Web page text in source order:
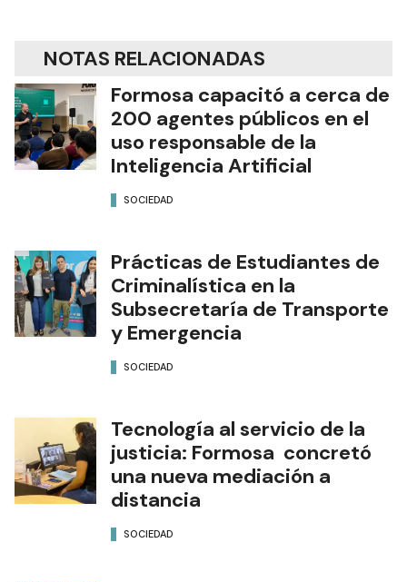
NOTAS RELACIONADAS
Formosa capacitó a cerca de
200 agentes públicos en el
uso responsable de la
Inteligencia Artificial
SOCIEDAD
Prácticas de Estudiantes de
Criminalística en la
Subsecretaría de Transporte
y Emergencia
SOCIEDAD
Tecnología al servicio de la
justicia: Formosa concretó
una nueva mediación a
distancia
SOCIEDAD